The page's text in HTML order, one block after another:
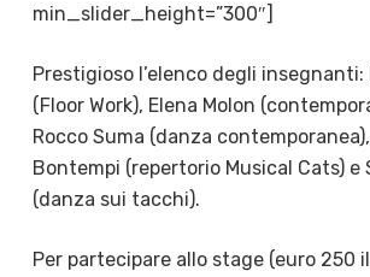
min_slider_height=”300″]
Prestigioso l’elenco degli insegnanti:
(Floor Work), Elena Molon
Rocco Suma (danza
Bontempi (repertorio Musical Cats) e
(danza sui tacchi).
Per partecipare allo stage (euro 250